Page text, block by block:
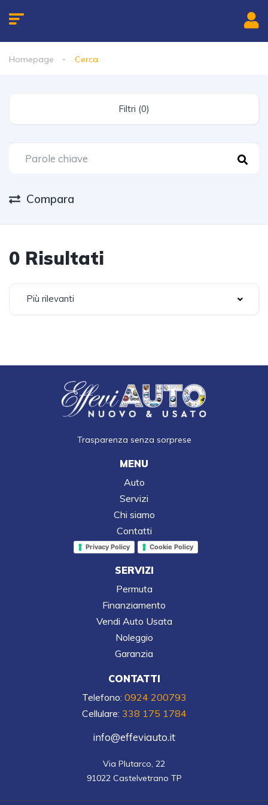
Homepage Cerca
Filtri (0)
Compara
0 Risultati
Più rilevanti
Trasparenza senza sorprese
MENU
Auto
Servizi
Chi siamo
Contatti
Privacy Policy Cookie Policy
SERVIZI
Permuta
Finanziamento
Vendi Auto Usata
Noleggio
Garanzia
CONTATTI
Telefono: 0924 200793
Cellulare: 338 175 1784
info@effeviauto.it
Via Plutarco, 22
91022 Castelvetrano TP